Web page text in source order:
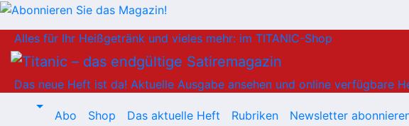
Inhalt
springen
Alles für Ihr Heißgetränk und vieles mehr: im TITANIC-Shop
Das neue Heft ist da! Aktuelle Ausgabe ansehen und online verfügbare
Abo Shop Das aktuelle Heft Rubriken Newsletter